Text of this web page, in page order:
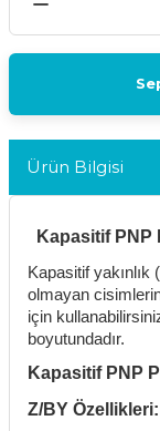
Ürün Bilgisi
Kapasitif PNP
Kapasitif
olmayan
için
boyutundadır.
Kapasitif PNP
Z/BY Özellikleri: